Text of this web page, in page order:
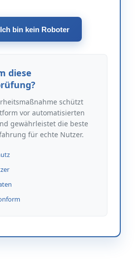
Ich bin kein Roboter
diese
schützt
vor automatisierten
gewährleistet die beste
für echte Nutzer.